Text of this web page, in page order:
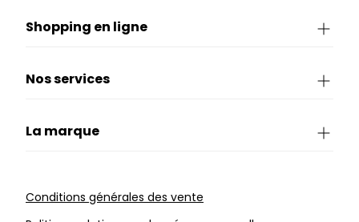
Shopping en ligne
Nos services
La marque
Conditions générales des vente